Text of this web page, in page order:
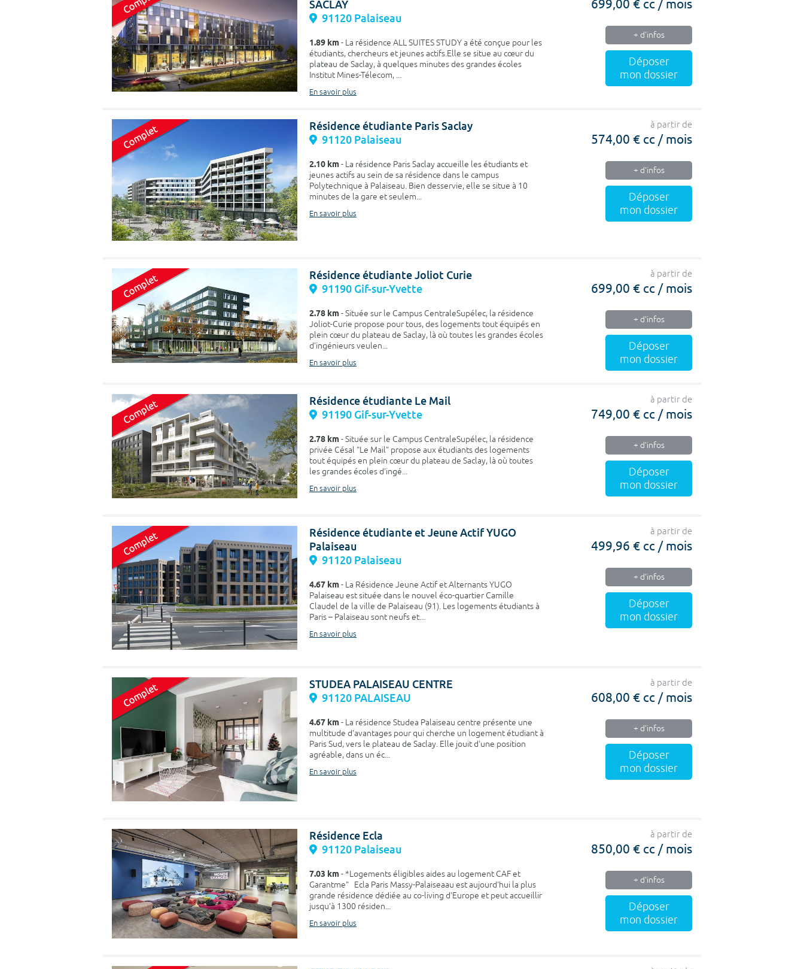
SACLAY
91120 Palaiseau
1.89 km- La résidence ALL SUITES STUDY a été conçue pour les
étudiants, chercheurs et jeunes actifs.Elle se situe au cœur du
plateau de Saclay, à quelques minutes des grandes écoles
Institut Mines-Télecom, ...
En savoir plus
+ d'infos
Déposer
mon dossier
Résidence étudiante Paris Saclay
91120 Palaiseau
2.10 km- La résidence Paris Saclay accueille les étudiants et
jeunes actifs au sein de sa résidence dans le campus
Polytechnique à Palaiseau. Bien desservie, elle se situe à 10
minutes de la gare et seulem...
En savoir plus
à partir de
574,00 € cc / mois
+ d'infos
Déposer
mon dossier
Résidence étudiante Joliot Curie
91190 Gif-sur-Yvette
2.78 km- Située sur le Campus CentraleSupélec, la résidence
Joliot-Curie propose pour tous, des logements tout équipés en
plein cœur du plateau de Saclay, là où toutes les grandes écoles
d’ingénieurs veulen...
En savoir plus
à partir de
699,00 € cc / mois
+ d'infos
Déposer
mon dossier
Résidence étudiante Le Mail
91190 Gif-sur-Yvette
2.78 km- Située sur le Campus CentraleSupélec, la résidence
privée Césal "Le Mail" propose aux étudiants des logements
tout équipés en plein cœur du plateau de Saclay, là où toutes
les grandes écoles d’ingé...
En savoir plus
à partir de
749,00 € cc / mois
+ d'infos
Déposer
mon dossier
Résidence étudiante et Jeune Actif YUGO
Palaiseau
91120 Palaiseau
4.67 km- La Résidence Jeune Actif et Alternants YUGO
Palaiseau est située dans le nouvel éco-quartier Camille
Claudel de la ville de Palaiseau (91). Les logements étudiants à
Paris – Palaiseau sont neufs et...
En savoir plus
à partir de
499,96 € cc / mois
+ d'infos
Déposer
mon dossier
STUDEA PALAISEAU CENTRE
91120 PALAISEAU
4.67 km- La résidence Studea Palaiseau centre présente une
multitude d'avantages pour qui cherche un logement étudiant à
Paris Sud, vers le plateau de Saclay. Elle jouit d'une position
agréable, dans un éc...
En savoir plus
à partir de
608,00 € cc / mois
+ d'infos
Déposer
mon dossier
Résidence Ecla
91120 Palaiseau
7.03 km- *Logements éligibles aides au logement CAF et
Garantme" Ecla Paris Massy-Palaiseaau est aujourd'hui la plus
grande résidence dédiée au co-living d'Europe et peut accueillir
jusqu'à 1300 résiden...
En savoir plus
à partir de
850,00 € cc / mois
+ d'infos
Déposer
mon dossier